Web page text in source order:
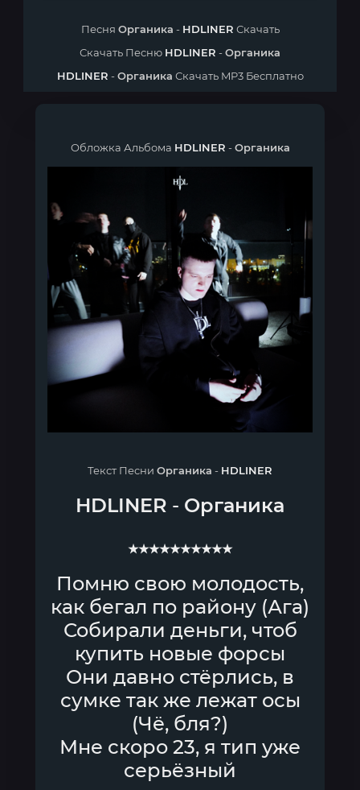
Песня Органика - HDLINER Скачать
Скачать Песню HDLINER -Органика
HDLINER -Органика Скачать MP3 Бесплатно
Обложка Альбома HDLINER -Органика
Текст Песни Органика - HDLINER
HDLINER - Органика
★★★★★★★★★★
Помню свою молодость,
как бегал по району (Ага)
Собирали деньги, чтоб
купить новые форсы
Они давно стёрлись, в
сумке так же лежат осы
(Чё, бля?)
Мне скоро 23, я тип уже
серьёзный